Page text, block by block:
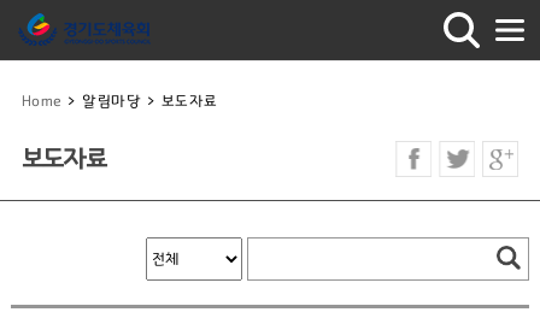
Home > 알림마당 > 보도자료
보도자료